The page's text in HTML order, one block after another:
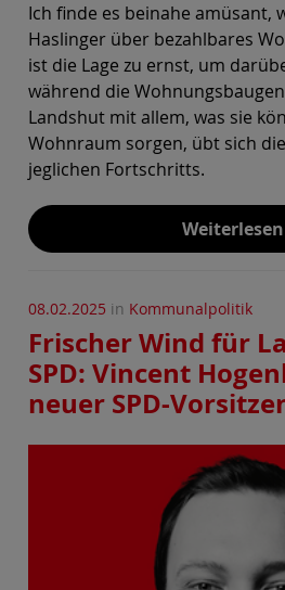
Ich finde es beinahe amüsant,
Haslinger über bezahlbares
ist die Lage zu ernst, um
während die
Landshut mit allem, was sie
Wohnraum sorgen, übt sich
jeglichen Fortschritts.
Weiterlesen
08.02.2025 in Kommunalpolitik
Frischer Wind für
SPD: Vincent
neuer SPD-